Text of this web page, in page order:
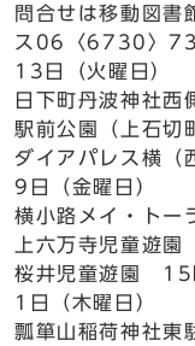
問合せは移動図
ス06〈6730〉
13日（火曜日）
日下町丹波神社
駅前公園（上石
ダイアパレス横
9日（金曜日）
横小路メイ・ト
上六万寺児童遊
桜井児童遊園
1日（木曜日）
瓢箪山稲荷神社